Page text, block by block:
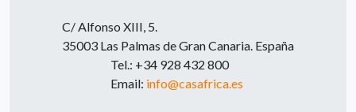
C/ Alfonso XIII, 5.
35003 Las Palmas de Gran Canaria. España
Tel.: +34 928 432 800
Email: info@casafrica.es